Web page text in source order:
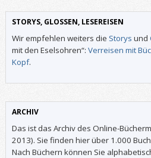
STORYS, GLOSSEN, LESEREISEN
Wir empfehlen weiters die Storys und
mit den Eselsohren“: Verreisen mit
Kopf.
ARCHIV
Das ist das Archiv des Online-
2013). Sie finden hier über 1.000
Nach Büchern können Sie